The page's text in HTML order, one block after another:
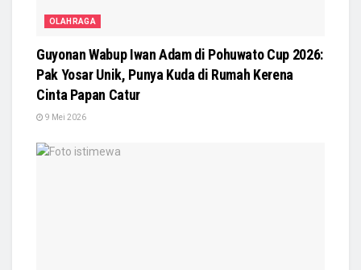
OLAHRAGA
Guyonan Wabup Iwan Adam di Pohuwato Cup 2026:
Pak Yosar Unik, Punya Kuda di Rumah Kerena
Cinta Papan Catur
9 Mei 2026